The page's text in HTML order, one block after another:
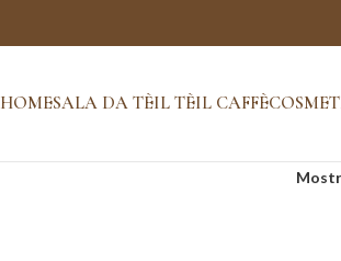
HOMESALA DA TÈIL TÈIL CAFFÈ